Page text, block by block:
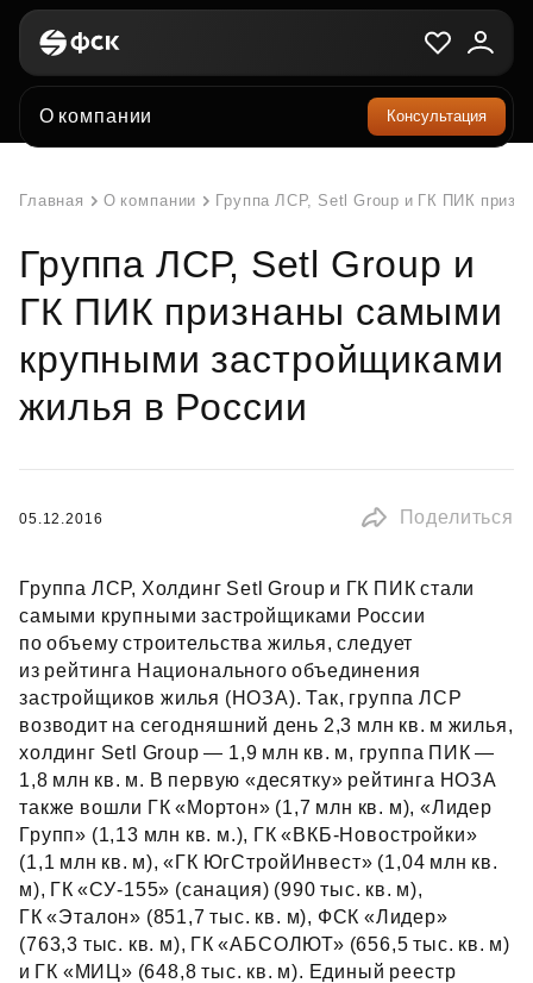
О компании Консультация
Главная О компании Группа ЛСР, Setl Group и ГК ПИК
Группа ЛСР, Setl Group и
ГК ПИК признаны самыми
крупными застройщиками
жилья в России
05.12.2016 Поделиться
Группа ЛСР, Холдинг Setl Group и ГК ПИК стали
самыми крупными застройщиками России
по объему строительства жилья, следует
из рейтинга Национального объединения
застройщиков жилья (НОЗА). Так, группа ЛСР
возводит на сегодняшний день 2,3 млн кв. м жилья,
холдинг Setl Group — 1,9 млн кв. м, группа ПИК —
1,8 млн кв. м. В первую «десятку» рейтинга НОЗА
также вошли ГК «Мортон» (1,7 млн кв. м), «Лидер
Групп» (1,13 млн кв. м.), ГК «ВКБ‑Новостройки»
(1,1 млн кв. м), «ГК ЮгСтройИнвест» (1,04 млн кв.
м), ГК «СУ‑155» (санация) (990 тыс. кв. м),
ГК «Эталон» (851,7 тыс. кв. м), ФСК «Лидер»
(763,3 тыс. кв. м), ГК «АБСОЛЮТ» (656,5 тыс. кв. м)
и ГК «МИЦ» (648,8 тыс. кв. м). Единый реестр